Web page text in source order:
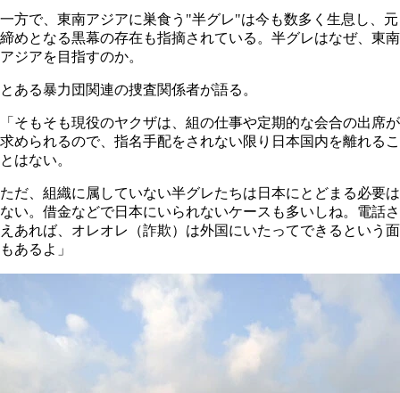
一方で、東南アジアに巣食う"半グレ"は今も数多く生息し、元
締めとなる黒幕の存在も指摘されている。半グレはなぜ、東南
アジアを目指すのか。
とある暴力団関連の捜査関係者が語る。
「そもそも現役のヤクザは、組の仕事や定期的な会合の出席が
求められるので、指名手配をされない限り日本国内を離れるこ
とはない。
ただ、組織に属していない半グレたちは日本にとどまる必要は
ない。借金などで日本にいられないケースも多いしね。電話さ
えあれば、オレオレ（詐欺）は外国にいたってできるという面
もあるよ」